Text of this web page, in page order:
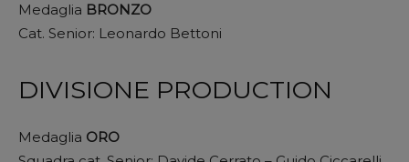
Medaglia BRONZO
Cat. Senior: Leonardo Bettoni
DIVISIONE PRODUCTION
Medaglia ORO